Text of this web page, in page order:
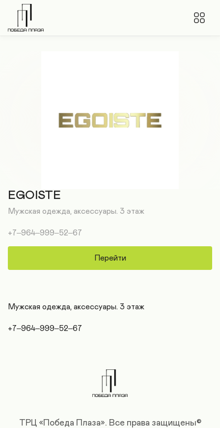
EGOISTE
Мужская одежда, аксессуары. 3 этаж
+7‒964‒999‒52‒67
Перейти
Мужская одежда, аксессуары. 3 этаж
+7‒964‒999‒52‒67
ТРЦ «Победа Плаза». Все права защищены©